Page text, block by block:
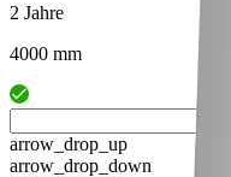
2 Jahre
4000 mm
arrow_drop_up
arrow_drop_down